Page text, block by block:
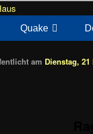
Haus
zu Quake, Doom, FPS,
Quake
am Dienstag, 21